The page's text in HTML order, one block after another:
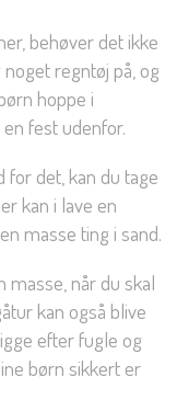
behøver det ikke
regntøj på, og
hoppe i
fest udenfor.
for det, kan du tage
kan i lave en
masse ting i sand.
når du skal
kan også blive
efter fugle og
børn sikkert er